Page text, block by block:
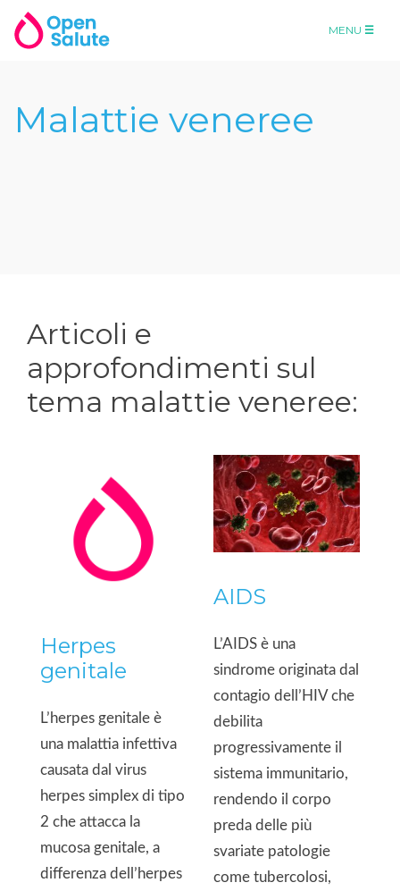
MENU
Malattie veneree
Articoli e
approfondimenti sul
tema malattie veneree:
Herpes
genitale
L’herpes genitale è
una malattia infettiva
causata dal virus
herpes simplex di tipo
2 che attacca la
mucosa genitale, a
differenza dell’herpes
AIDS
L’AIDS è una
sindrome originata dal
contagio dell’HIV che
debilita
progressivamente il
sistema immunitario,
rendendo il corpo
preda delle più
svariate patologie
come tubercolosi,